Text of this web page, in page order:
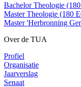
Bachelor Theologie
Master Theologie (180
Master 'Herbronning
Over de TUA
Profiel
Organisatie
Jaarverslag
Senaat